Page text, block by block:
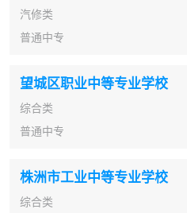
汽修类
普通中专
望城区职业中等专业学校
综合类
普通中专
株洲市工业中等专业学校
综合类